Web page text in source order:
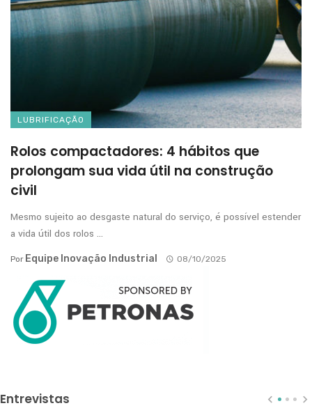
LUBRIFICAÇÃO
Rolos compactadores: 4 hábitos que
prolongam sua vida útil na construção
civil
Mesmo sujeito ao desgaste natural do serviço, é possível estender
a vida útil dos rolos ...
Por Equipe Inovação Industrial 08/10/2025
Entrevistas